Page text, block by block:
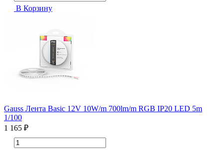
В Корзину
Gauss Лента Basic 12V 10W/m 700lm/m RGB IP20 LED 5m
1/100
1 165 ₽